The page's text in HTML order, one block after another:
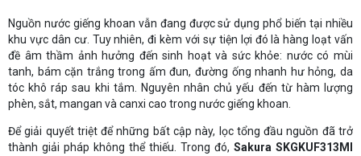
Nguồn nước giếng khoan vẫn đang được sử dụng phổ biến tại nhiều
khu vực dân cư. Tuy nhiên, đi kèm với sự tiện lợi đó là hàng loạt vấn
đề âm thầm ảnh hưởng đến sinh hoạt và sức khỏe: nước có mùi
tanh, bám cặn trắng trong ấm đun, đường ống nhanh hư hỏng, da
tóc khô ráp sau khi tắm. Nguyên nhân chủ yếu đến từ hàm lượng
phèn, sắt, mangan và canxi cao trong nước giếng khoan.
Để giải quyết triệt để những bất cập này, lọc tổng đầu nguồn đã trở
thành giải pháp không thể thiếu. Trong đó, Sakura SKGKUF313MI